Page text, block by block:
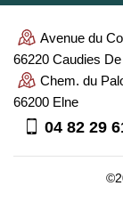
Avenue du
66220 Caudies
Chem. du
66200 Elne
04 82 29